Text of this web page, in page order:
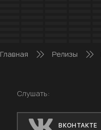
Главная Релизы
Слушать:
ВКОНТАКТЕ